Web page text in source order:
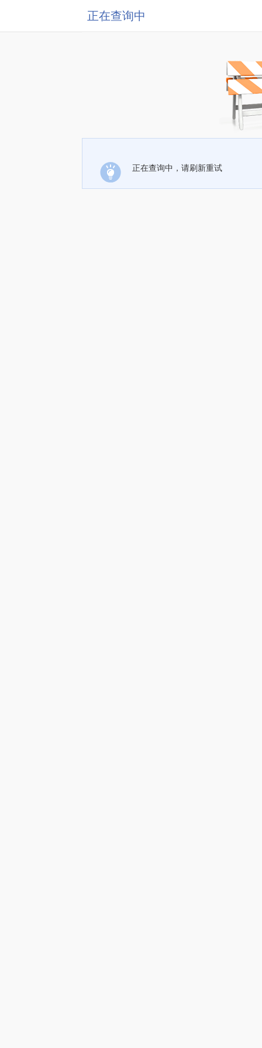
正在查询中
正在查询中，请刷新重试